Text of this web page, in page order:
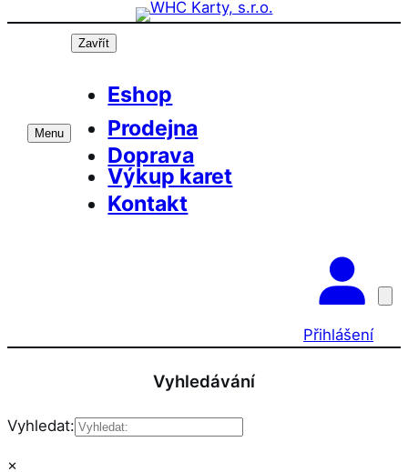
Přeskočit
Menu
Zavřít
Eshop
Prodejna
Doprava
Výkup karet
Kontakt
Přihlášení
Vyhledávání
Vyhledat:
×